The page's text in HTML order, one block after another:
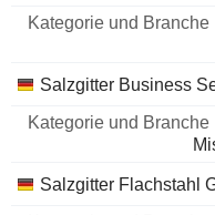
Salzgitter Business
Salzgitter Flachstahl